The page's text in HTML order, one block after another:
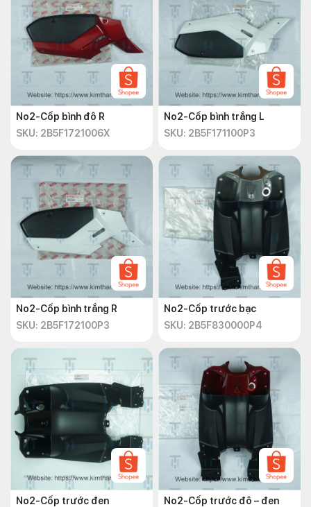
No2-Cốp bình đô R
SKU: 2B5F1721006X
No2-Cốp bình trắng L
SKU: 2B5F171100P3
No2-Cốp bình trắng R
SKU: 2B5F172100P3
No2-Cốp trước bạc
SKU: 2B5F830000P4
No2-Cốp trước đen
No2-Cốp trước đô – đen